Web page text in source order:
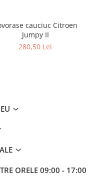
cauciuc Citroen
Jumpy II
280,50 Lei
ORELE 09:00 - 17:00